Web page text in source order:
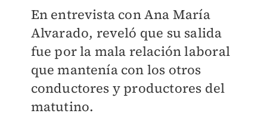
En entrevista con Ana María
Alvarado, reveló que su salida
fue por la mala relación laboral
que mantenía con los otros
conductores y productores del
matutino.